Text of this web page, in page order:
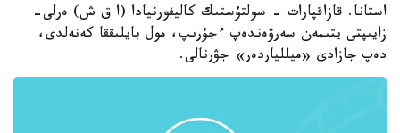
استانا. قازاقپارات - سولتۇستىك كاليفورنيادا (ا ق ش) ەرلى-
زايىپتى يتىمەن سەرۋەندەپ ءجۇرىپ، مول بايلىققا كەنەلدى،
دەپ جازادى «ميللياردەر» جۋرنالى.